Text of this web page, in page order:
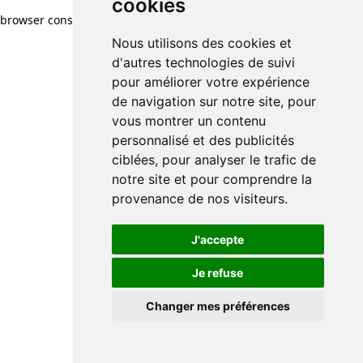
cookies
Nous utilisons des cookies et
d'autres technologies de suivi
pour améliorer votre expérience
de navigation sur notre site, pour
vous montrer un contenu
personnalisé et des publicités
ciblées, pour analyser le trafic de
notre site et pour comprendre la
provenance de nos visiteurs.
J'accepte
Je refuse
Changer mes préférences
browser console for more information)